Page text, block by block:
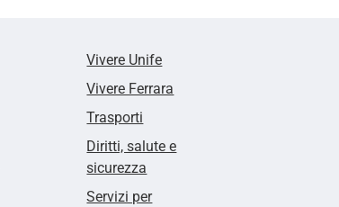
Vivere Unife
Vivere Ferrara
Trasporti
Diritti, salute e
sicurezza
Servizi per